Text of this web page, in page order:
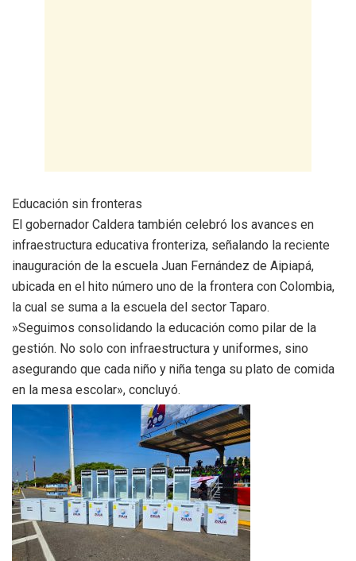
​Educación sin fronteras
​El gobernador Caldera también celebró los avances en
infraestructura educativa fronteriza, señalando la reciente
inauguración de la escuela Juan Fernández de Aipiapá,
ubicada en el hito número uno de la frontera con Colombia,
la cual se suma a la escuela del sector Taparo.
​»Seguimos consolidando la educación como pilar de la
gestión. No solo con infraestructura y uniformes, sino
asegurando que cada niño y niña tenga su plato de comida
en la mesa escolar», concluyó.